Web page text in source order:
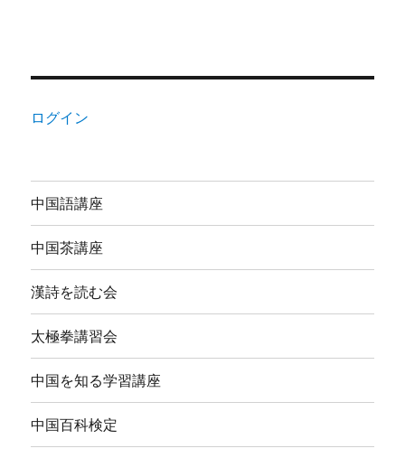
ログイン
中国語講座
中国茶講座
漢詩を読む会
太極拳講習会
中国を知る学習講座
中国百科検定